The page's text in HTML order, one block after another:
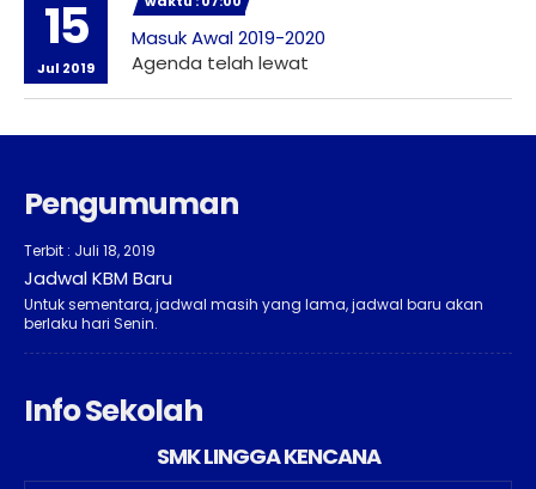
15
Jul 2019
Masuk Awal 2019-2020
Agenda telah lewat
Pengumuman
Terbit : Juli 18, 2019
Jadwal KBM Baru
Untuk sementara, jadwal masih yang lama, jadwal baru akan
berlaku hari Senin.
Info Sekolah
SMK LINGGA KENCANA